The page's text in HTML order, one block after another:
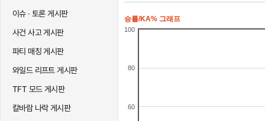
이슈 · 토론 게시판
사건 사고 게시판
파티 매칭 게시판
와일드 리프트 게시판
TFT 모드 게시판
칼바람 나락 게시판
승률/KA% 그래프
60
80
100